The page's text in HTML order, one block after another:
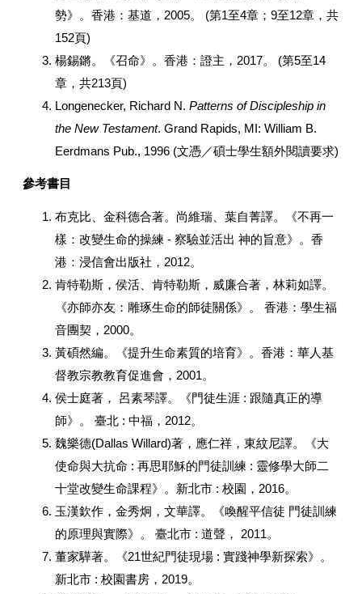
勢》。香港：基道，2005。 (第1至4章；9至12章，共
152頁)
楊錫鏘。《召命》。香港：證主，2017。 (第5至14
章，共213頁)
Longenecker, Richard N. Patterns of Discipleship in
the New Testament. Grand Rapids, MI: William B.
Eerdmans Pub., 1996 (文憑／碩士學生額外閱讀要求)
參考書目
布克比、金科德合著。尚維瑞、葉自菁譯。《不再一
樣：改變生命的操練 - 察驗並活出 神的旨意》。香
港：浸信會出版社， 2012。
肯特勒斯，侯活、肯特勒斯，威廉合著，林莉如譯。
《亦師亦友：雕琢生命的師徒關係》。 香港：學生福
音團契， 2000。
黃碩然編。《提升生命素質的培育》。香港：華人基
督教宗教教育促進會， 2001。
侯士庭著， 呂素琴譯。《門徒生涯 : 跟隨真正的導
師》。 臺北 : 中福， 2012。
魏樂德(Dallas Willard)著，應仁祥，東紋尼譯。《大
使命與大抗命 : 再思耶穌的門徒訓練 : 靈修學大師二
十堂改變生命課程》。新北市 : 校園， 2016。
玉漢欽作，金秀炯，文華譯。《喚醒平信徒 門徒訓練
的原理與實際》。 臺北市 : 道聲， 2011。
董家驊著。《21世紀門徒現場 : 實踐神學新探索》。
新北市 : 校園書房， 2019。